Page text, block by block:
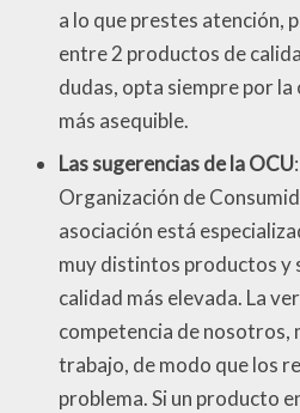
a lo que prestes atención,
entre 2 productos de
dudas, opta siempre por la
más asequible.
Las sugerencias de la OCU
Organización de
asociación está
muy distintos productos y
calidad más elevada. La
competencia de nosotros,
trabajo, de modo que los
problema. Si un producto